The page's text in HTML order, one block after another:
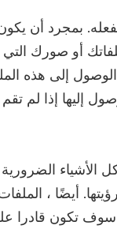
بمجرد أن
إلى هذه
إليها إذا لم
الضرورية
سوف تكون قادرا